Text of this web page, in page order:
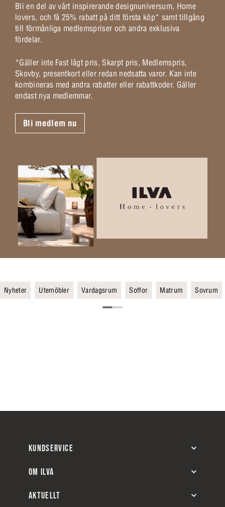
Bli en del av vårt inspirerande designuniversum, Home
lovers, och få 25% rabatt på ditt första köp* samt tillgång
till förmånliga medlemspriser och andra exklusiva
fördelar.
*Gäller inte Fast lågt pris, Skarpt pris, Medlemspris,
Skovby, presentkort eller redan nedsatta varor. Kan inte
kombineras med andra rabatter eller rabattkoder. Gäller
endast nya medlemmar.
Bli medlem nu
Nyheter Utemöbler Vardagsrum Soffor Matrum Sovrum
KUNDSERVICE
OM ILVA
AKTUELLT